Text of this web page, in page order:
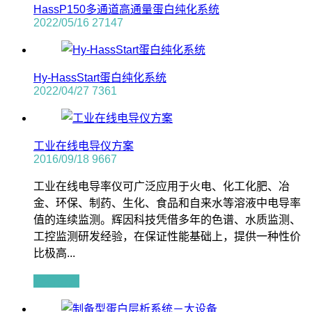
HassP150多通道高通量蛋白纯化系统
2022/05/16 27147
Hy-HassStart蛋白纯化系统
2022/04/27 7361
工业在线电导仪方案
2016/09/18 9667
工业在线电导率仪可广泛应用于火电、化工化肥、冶
金、环保、制药、生化、食品和自来水等溶液中电导率
值的连续监测。辉因科技凭借多年的色谱、水质监测、
工控监测研发经验，在保证性能基础上，提供一种性价
比极高...